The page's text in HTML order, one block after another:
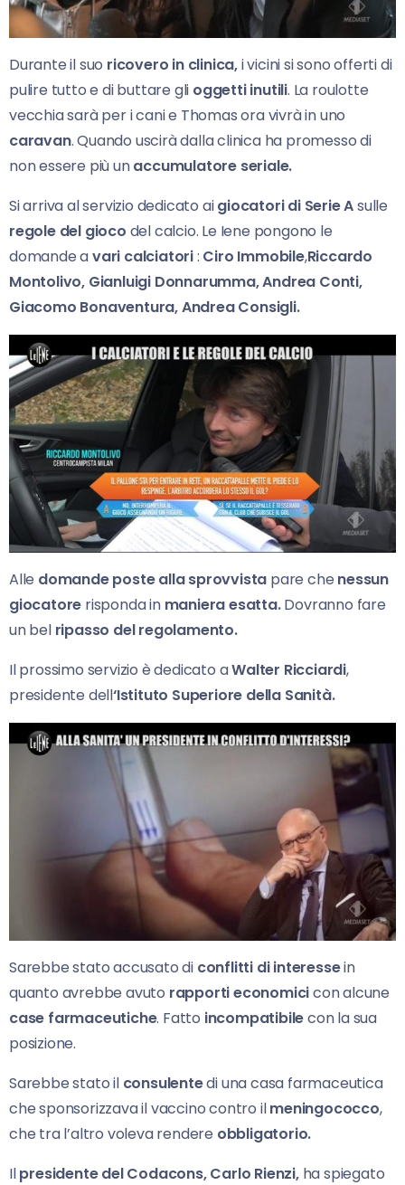
Durante il suo ricovero in clinica,i vicini si sono offerti di
pulire tutto e di buttare gli oggetti inutili. La roulotte
vecchia sarà per i cani e Thomas ora vivrà in uno
caravan. Quando uscirà dalla clinica ha promesso di
non essere più unaccumulatore seriale.
Si arriva al servizio dedicato aigiocatori di Serie Asulle
regole del gioco del calcio. Le Iene pongono le
domande avari calciatori: Ciro Immobile,Riccardo
Montolivo, Gianluigi Donnarumma, Andrea Conti,
Giacomo Bonaventura, Andrea Consigli.
Alle domande poste alla sprovvista pare che nessun
giocatore risponda in maniera esatta.Dovranno fare
un bel ripasso del regolamento.
Il prossimo servizio è dedicato aWalter Ricciardi,
presidente dell‘Istituto Superiore della Sanità.
Sarebbe stato accusato di conflitti di interessein
quanto avrebbe avuto rapporti economicicon alcune
case farmaceutiche. Fatto incompatibilecon la sua
posizione.
Sarebbe stato il consulentedi una casa farmaceutica
che sponsorizzava il vaccino contro ilmeningococco,
che tra l’altro voleva rendere obbligatorio.
Ilpresidente del Codacons, Carlo Rienzi,ha spiegato